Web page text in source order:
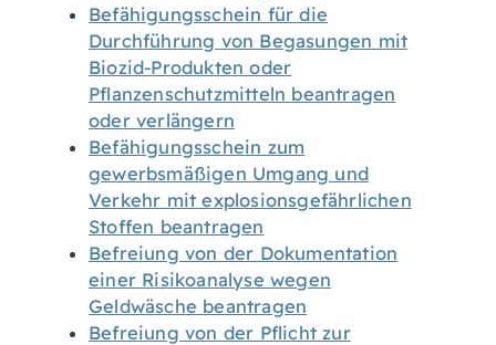
Befähigungsschein für die
Durchführung von Begasungen mit
Biozid-Produkten oder
Pflanzenschutzmitteln beantragen
oder verlängern
Befähigungsschein zum
gewerbsmäßigen Umgang und
Verkehr mit explosionsgefährlichen
Stoffen beantragen
Befreiung von der Dokumentation
einer Risikoanalyse wegen
Geldwäsche beantragen
Befreiung von der Pflicht zur